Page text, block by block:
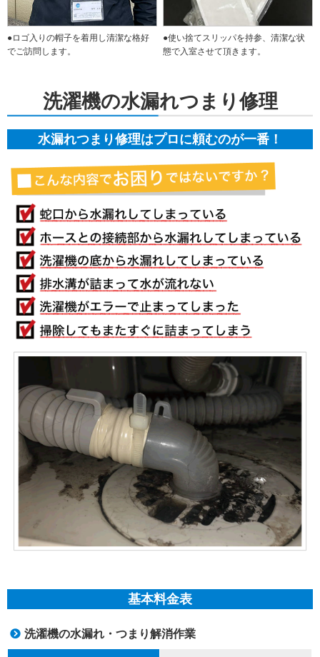
●ロゴ入りの帽子を着用し清潔な格好
でご訪問します。
●使い捨てスリッパを持参、清潔な状
態で入室させて頂きます。
洗濯機の水漏れつまり修理
水漏れつまり修理はプロに頼むのが一番！
基本料金表
洗濯機の水漏れ・つまり解消作業